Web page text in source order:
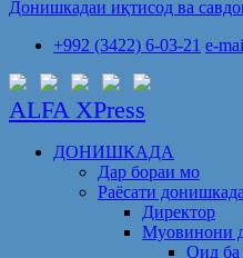
Донишкадаи иқтисод ва
+992 (3422) 6-03-21 e-
ALFA XPress
ДОНИШКАДА
Дар бораи мо
Раёсати донишкада
Директор
Муовинони
Оид ба